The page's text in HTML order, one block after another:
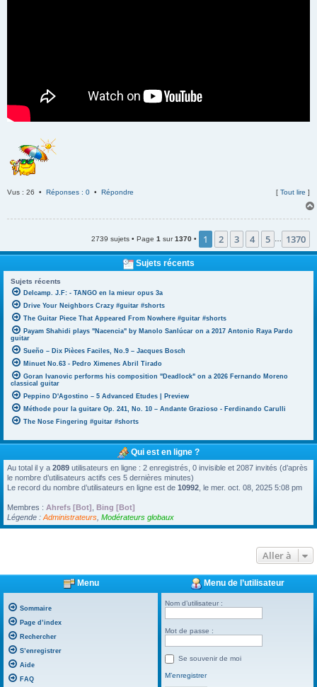
Vus : 26 • Réponses : 0 • Répondre [ Tout lire ]
2739 sujets • Page 1 sur1370 • 1 2 3 4 5 1370
Sujets récents
Sujets récents
Delcamp. J.F: - TANGO en la mieur opus 3a
Drive Your Neighbors Crazy #guitar #shorts
The Guitar Piece That Appeared From Nowhere #guitar #shorts
Payam Shahidi plays "Nacencia" by Manolo Sanlúcar on a 2017 Antonio Raya Pardo
guitar
Sueño – Dix Pièces Faciles, No.9 – Jacques Bosch
Minuet No.63 - Pedro Ximenes Abril Tirado
Goran Ivanovic performs his composition "Deadlock" on a 2026 Fernando Moreno
classical guitar
Peppino D'Agostino – 5 Advanced Etudes | Preview
Méthode pour la guitare Op. 241, No. 10 – Andante Grazioso - Ferdinando Carulli
The Nose Fingering #guitar #shorts
Qui est en ligne ?
Au total il y a 2089 utilisateurs en ligne : 2 enregistrés, 0 invisible et 2087 invités (d’après
le nombre d’utilisateurs actifs ces 5 dernières minutes)
Le record du nombre d’utilisateurs en ligne est de 10992 , le mer. oct. 08, 2025 5:08 pm
Membres : Ahrefs [Bot] Bing [Bot]
Légende : Administrateurs Modérateurs globaux
Aller à
Menu
Sommaire
Page d’index
Rechercher
S’enregistrer
Aide
FAQ
Menu de l’utilisateur
Nom d’utilisateur :
Mot de passe :
Se souvenir de moi
M’enregistrer